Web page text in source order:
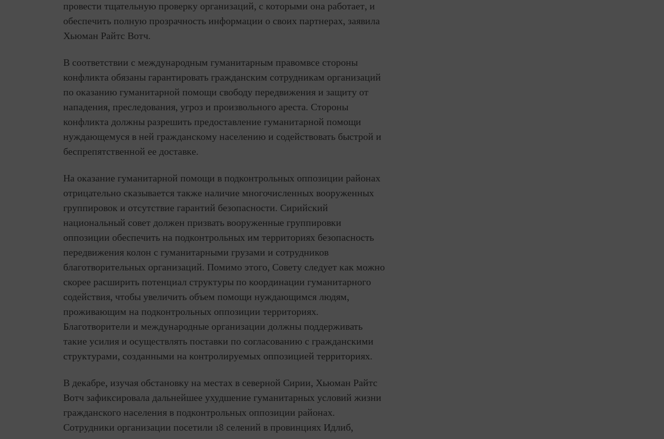
провести тщательную проверку организаций, с которыми она работает, и
обеспечить полную прозрачность информации о своих партнерах, заявила
Хьюман Райтс Вотч.
В соответствии с международным гуманитарным правомвсе стороны
конфликта обязаны гарантировать гражданским сотрудникам организаций
по оказанию гуманитарной помощи свободу передвижения и защиту от
нападения, преследования, угроз и произвольного ареста. Стороны
конфликта должны разрешить предоставление гуманитарной помощи
нуждающемуся в ней гражданскому населению и содействовать быстрой и
беспрепятственной ее доставке.
На оказание гуманитарной помощи в подконтрольных оппозиции районах
отрицательно сказывается также наличие многочисленных вооруженных
группировок и отсутствие гарантий безопасности. Сирийский
национальный совет должен призвать вооруженные группировки
оппозиции обеспечить на подконтрольных им территориях безопасность
передвижения колон с гуманитарными грузами и сотрудников
благотворительных организаций. Помимо этого, Совету следует как можно
скорее расширить потенциал структуры по координации гуманитарного
содействия, чтобы увеличить объем помощи нуждающимся людям,
проживающим на подконтрольных оппозиции территориях.
Благотворители и международные организации должны поддерживать
такие усилия и осуществлять поставки по согласованию с гражданскими
структурами, созданными на контролируемых оппозицией территориях.
В декабре, изучая обстановку на местах в северной Сирии, Хьюман Райтс
Вотч зафиксировала дальнейшее ухудшение гуманитарных условий жизни
гражданского населения в подконтрольных оппозиции районах.
Сотрудники организации посетили 18 селений в провинциях Идлиб,